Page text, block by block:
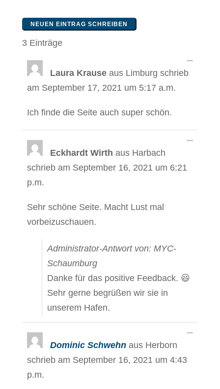
3 Einträge
Laura Krause aus Limburg schrieb
am September 17, 2021 um 5:17 a.m.
Ich finde die Seite auch super schön.
...
Eckhardt Wirth aus Harbach
schrieb am September 16, 2021 um 6:21
p.m.
Sehr schöne Seite. Macht Lust mal
vorbeizuschauen.
Administrator-Antwort von: MYC-
Schaumburg
Danke für das positive Feedback. 😃
Sehr gerne begrüßen wir sie in
unserem Hafen.
...
Dominic Schwehn aus Herborn
schrieb am September 16, 2021 um 4:43
p.m.
...